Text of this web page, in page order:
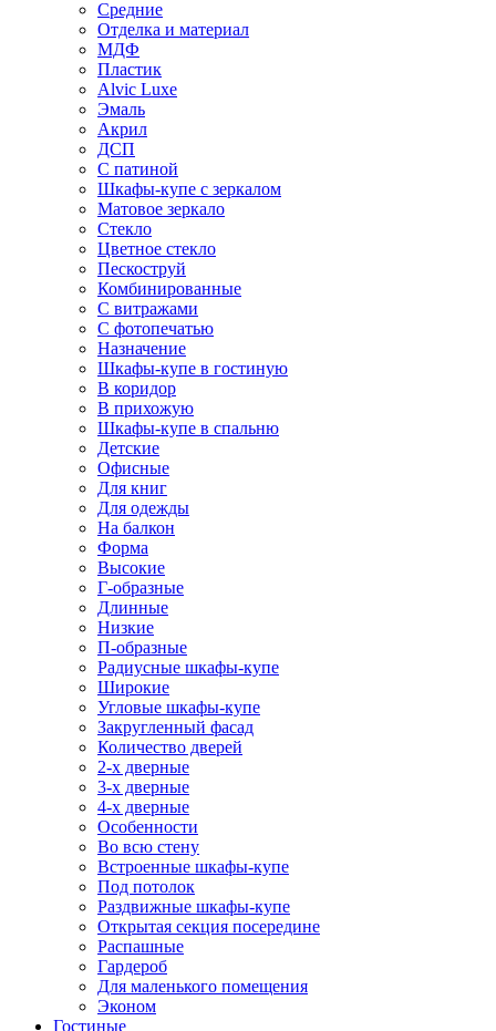
Средние
Отделка и материал
МДФ
Пластик
Alvic Luxe
Эмаль
Акрил
ДСП
С патиной
Шкафы-купе с зеркалом
Матовое зеркало
Стекло
Цветное стекло
Пескоструй
Комбинированные
С витражами
С фотопечатью
Назначение
Шкафы-купе в гостиную
В коридор
В прихожую
Шкафы-купе в спальню
Детские
Офисные
Для книг
Для одежды
На балкон
Форма
Высокие
Г-образные
Длинные
Низкие
П-образные
Радиусные шкафы-купе
Широкие
Угловые шкафы-купе
Закругленный фасад
Количество дверей
2-х дверные
3-х дверные
4-х дверные
Особенности
Во всю стену
Встроенные шкафы-купе
Под потолок
Раздвижные шкафы-купе
Открытая секция посередине
Распашные
Гардероб
Для маленького помещения
Эконом
Гостиные